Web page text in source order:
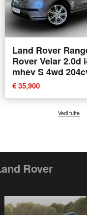
Land Rover
Rover Velar 2.0d
mhev S 4wd
del 2022 usata a
€ 35,900
Vedi tutte
Rover